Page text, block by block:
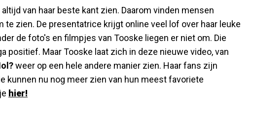
van haar beste kant zien. Daarom vinden mensen
te zien. De presentatrice krijgt online veel lof over haar leuke
de foto's en filmpjes van Tooske liegen er niet om. Die
positief. Maar Tooske laat zich in deze nieuwe video, van
weer op een hele andere manier zien. Haar fans zijn
kunnen nu nog meer zien van hun meest favoriete
hier!